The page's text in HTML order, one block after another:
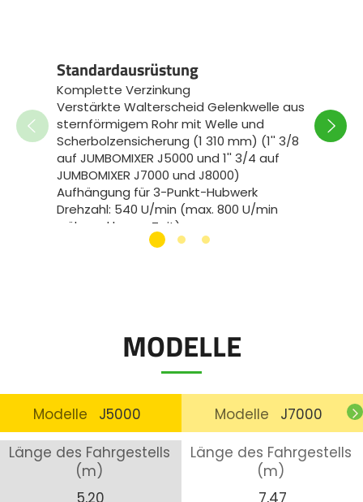
Standardausrüstung
Komplette Verzinkung
Verstärkte Walterscheid Gelenkwelle aus
sternförmigem Rohr mit Welle und
Scherbolzensicherung (1 310 mm) (1'' 3/8
auf JUMBOMIXER J5000 und 1'' 3/4 auf
JUMBOMIXER J7000 und J8000)
Aufhängung für 3-Punkt-Hubwerk
Drehzahl: 540 U/min (max. 800 U/min
während kurzer Zeit)
Zylinder für die Einstellung des
mm
MODELLE
Modelle J5000 Modelle
J7000
Länge des Fahrgestells
(m)
5,20
Länge des Fahrgestells
(m)
7,47